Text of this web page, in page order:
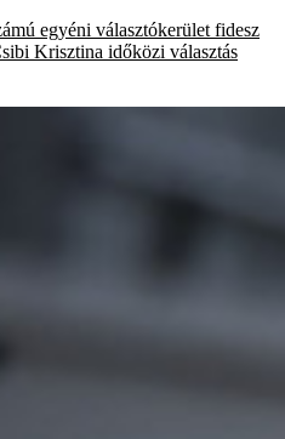
egyéni választókerület fidesz
Krisztina időközi választás